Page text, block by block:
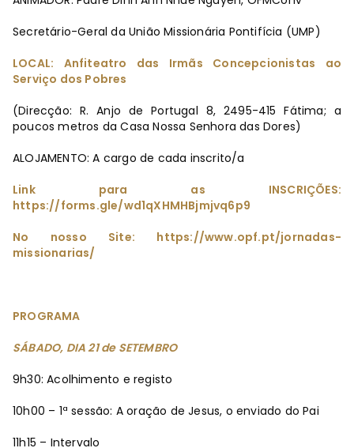
Secretário-Geral da União Missionária Pontifícia (UMP)
LOCAL: Anfiteatro das Irmãs Concepcionistas ao
Serviço dos Pobres
(Direcção: R. Anjo de Portugal 8, 2495-415 Fátima; a
poucos metros da Casa Nossa Senhora das Dores)
ALOJAMENTO: A cargo de cada inscrito/a
Link para as INSCRIÇÕES:
https://forms.gle/wd1qXHMHBjmjvq6p9
No nosso Site: https://www.opf.pt/jornadas-
missionarias/
PROGRAMA
SÁBADO, DIA 21 de SETEMBRO
9h30: Acolhimento e registo
10h00 – 1ª sessão: A oração de Jesus, o enviado do Pai
11h15 – Intervalo